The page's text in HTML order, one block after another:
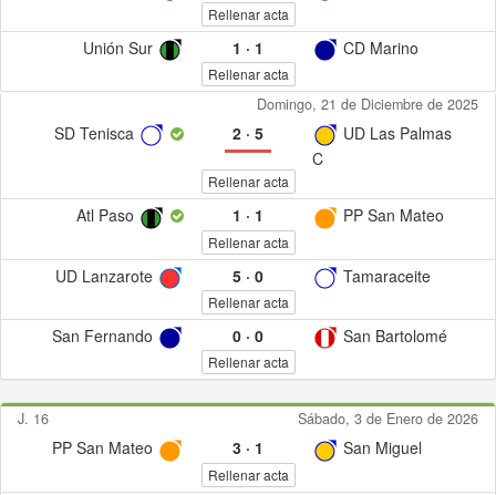
Rellenar acta
Unión Sur 1 · 1 CD Marino
Rellenar acta
Domingo, 21 de Diciembre de 2025
SD Tenisca 2· 5
UD Las Palmas
C
Rellenar acta
Atl Paso 1 · 1 PP San Mateo
Rellenar acta
UD Lanzarote 5· 0 Tamaraceite
Rellenar acta
San Fernando 0· 0 San Bartolomé
Rellenar acta
J. 16 Sábado, 3 de Enero de 2026
PP San Mateo 3· 1 San Miguel
Rellenar acta